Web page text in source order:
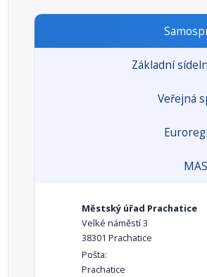
Základní
Veřejná
MAS
Městský úřad Prachatice
Velké náměstí 3
38301 Prachatice
Pošta:
Prachatice